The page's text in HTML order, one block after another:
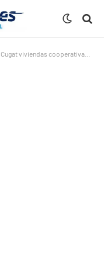
cooperativas asequibles 2026: 26 proyectos esenciales en Can Mates con impulso clave y modelo sostenible